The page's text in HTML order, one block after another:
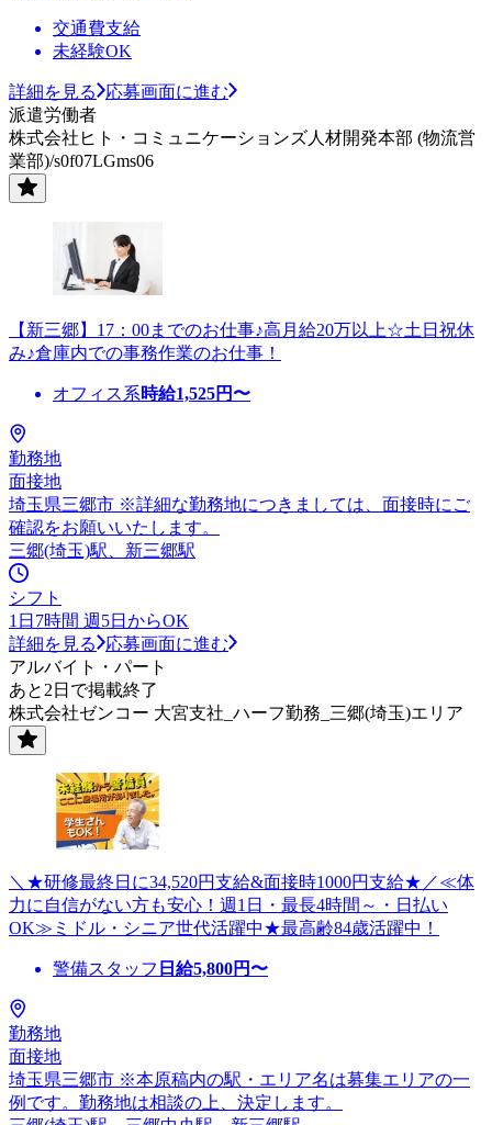
交通費支給
未経験OK
詳細を見る
応募画面に進む
派遣労働者
株式会社ヒト・コミュニケーションズ人材開発本部 (物流営
業部)/s0f07LGms06
【新三郷】17：00までのお仕事♪高月給20万以上☆土日祝休
み♪倉庫内での事務作業のお仕事！
オフィス系時給1,525円〜
勤務地
面接地
埼玉県三郷市 ※詳細な勤務地につきましては、面接時にご
確認をお願いいたします。
三郷(埼玉)駅、新三郷駅
シフト
1日7時間 週5日からOK
詳細を見る
応募画面に進む
アルバイト・パート
あと2日で掲載終了
株式会社ゼンコー 大宮支社_ハーフ勤務_三郷(埼玉)エリア
＼★研修最終日に34,520円支給&面接時1000円支給★／≪体
力に自信がない方も安心！週1日・最長4時間～・日払い
OK≫ミドル・シニア世代活躍中★最高齢84歳活躍中！
警備スタッフ 日給5,800円〜
勤務地
面接地
埼玉県三郷市 ※本原稿内の駅・エリア名は募集エリアの一
例です。勤務地は相談の上、決定します。